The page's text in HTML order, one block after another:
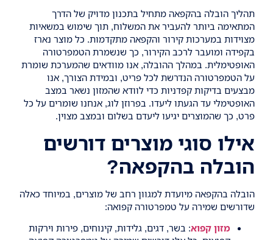
תהליך הובלה בהקפאה מתחיל בתכנון מדויק של הדרך
המתאימה ביותר להעביר את המשלוח, תוך שימוש במשאיות
מצוידות במערכות קירור והקפאה מתקדמות. כל מוצר נארז
בקפידה ומועבר לרכב הקירור, כך שנשמרת הטמפרטורה
האופטימלית. במהלך ההובלה, אנו מוודאים שהמערכת שומרת
על הטמפרטורה הנדרשת לכל פריט, ובמידת הצורך, אנו
מבצעים בדיקות קפדניות כדי לוודא שהמזון נשאר במצב
האופטימלי עד הגעתו ליעדו. בפרוזן לוג, אנחנו שומרים על כל
פרט, כך שהמוצרים יגיעו ליעדם בשלום ובמצב מצוין.
אילו סוגי מוצרים דורשים
הובלה בהקפאה?
הובלה בהקפאה מיועדת למגוון רחב של מוצרים, במיוחד כאלה
שדורשים שמירה על טמפרטורה קפואה:
מזון קפוא: בשר, דגים, גלידות, קינוחים, פירות וירקות